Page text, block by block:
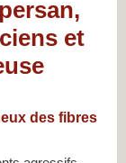
et
des fibres